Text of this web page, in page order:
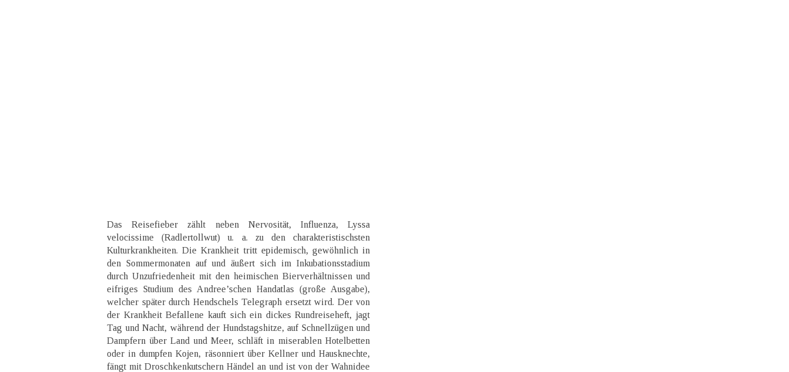
Das Reisefieber zählt neben Nervosität, Influenza, Lyssa
velocissime (Radlertollwut) u. a. zu den charakteristischsten
Kulturkrankheiten. Die Krankheit tritt epidemisch, gewöhnlich in
den Sommermonaten auf und äußert sich im Inkubationsstadium
durch Unzufriedenheit mit den heimischen Bierverhältnissen und
eifriges Studium des Andree’schen Handatlas (große Ausgabe),
welcher später durch Hendschels Telegraph ersetzt wird. Der von
der Krankheit Befallene kauft sich ein dickes Rundreiseheft, jagt
Tag und Nacht, während der Hundstagshitze, auf Schnellzügen und
Dampfern über Land und Meer, schläft in miserablen Hotelbetten
oder in dumpfen Kojen, räsonniert über Kellner und Hausknechte,
fängt mit Droschkenkutschern Händel an und ist von der Wahnidee